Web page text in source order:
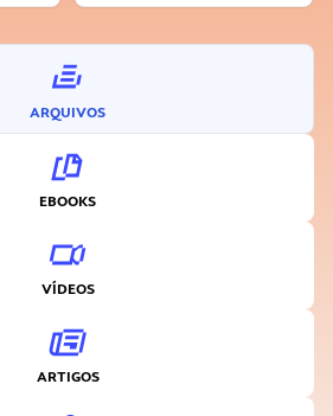
ARQUIVOS
EBOOKS
VÍDEOS
ARTIGOS